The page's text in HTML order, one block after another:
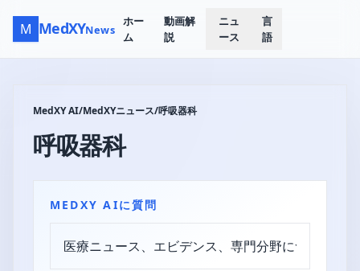
M MedXYNews
ホー
ム
動画解
説
ニュ
ース
言
語
MedXY AI/MedXYニュース/呼吸器科
呼吸器科
MEDXY AIに質問